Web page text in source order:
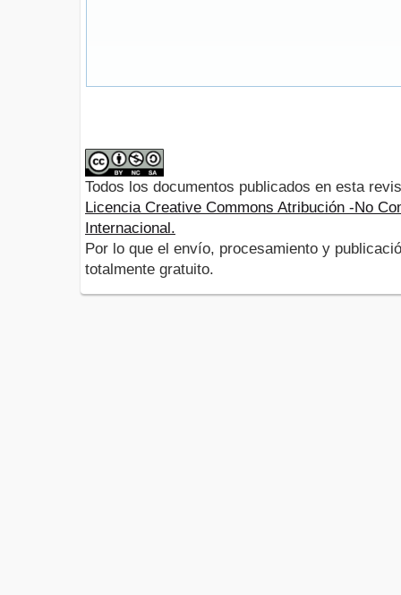
Todos los documentos publicados en esta
Licencia Creative Commons Atribución -No
Internacional.
Por lo que el envío, procesamiento y
totalmente gratuito.